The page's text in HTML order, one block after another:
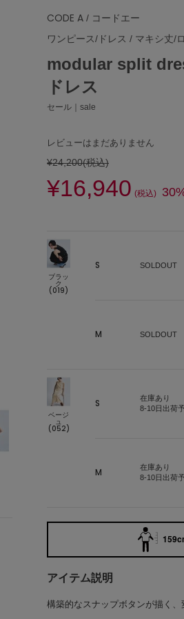
CODE A / コードエー
ワンピース/ドレス / マキシ丈/
modular split
ドレス
セール｜sale
レビューはまだありません
¥24,200(税込)
¥16,940 (税込)
ブラッ
ク
(019)
S SOLDOUT
M SOLDOUT
ベージ
ュ
(052)
S
在庫あり
8-10日出荷
M
在庫あり
8-10日出荷
アイテム説明
構築的なスナップボタンが描く、